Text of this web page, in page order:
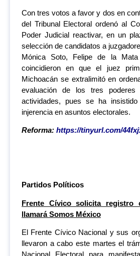
Con tres votos a favor y dos en
del Tribunal Electoral ordenó al
Poder Judicial reactivar, en un
selección de candidatos a
Mónica Soto, Felipe de la
coincidieron en que el juez
Michoacán se extralimitó en
evaluación de los tres poderes
actividades, pues se ha
injerencia en asuntos electorales.
Reforma: https://tinyurl.com/
Partidos Políticos
Frente Cívico solicita registro
llamará Somos México
El Frente Cívico Nacional y sus
llevaron a cabo este martes el